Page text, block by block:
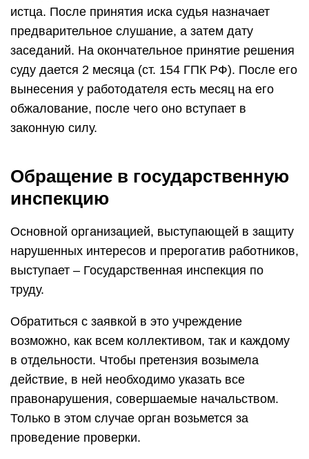
истца. После принятия иска судья назначает
предварительное слушание, а затем дату
заседаний. На окончательное принятие решения
суду дается 2 месяца (ст. 154 ГПК РФ). После его
вынесения у работодателя есть месяц на его
обжалование, после чего оно вступает в
законную силу.
Обращение в государственную
инспекцию
Основной организацией, выступающей в защиту
нарушенных интересов и прерогатив работников,
выступает – Государственная инспекция по
труду.
Обратиться с заявкой в это учреждение
возможно, как всем коллективом, так и каждому
в отдельности. Чтобы претензия возымела
действие, в ней необходимо указать все
правонарушения, совершаемые начальством.
Только в этом случае орган возьмется за
проведение проверки.